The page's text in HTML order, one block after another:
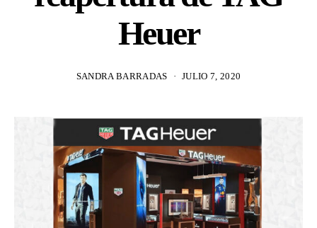
Heuer
SANDRA BARRADAS JULIO 7, 2020